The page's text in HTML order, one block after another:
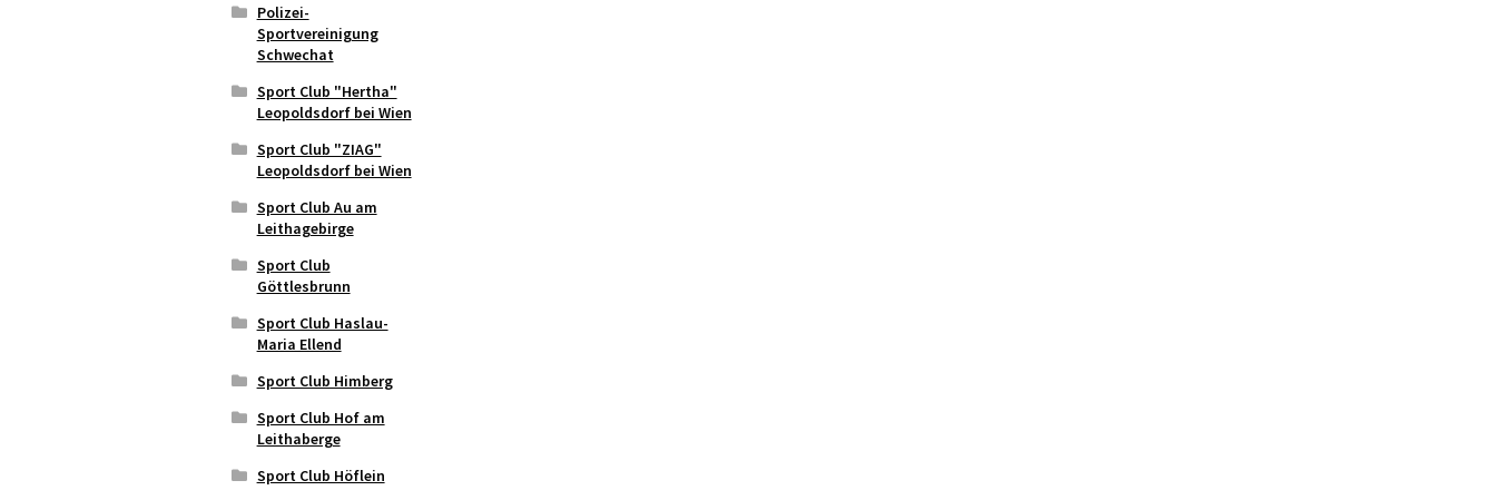
Polizei-
Sportvereinigung
Schwechat
Sport Club "Hertha"
Leopoldsdorf bei Wien
Sport Club "ZIAG"
Leopoldsdorf bei Wien
Sport Club Au am
Leithagebirge
Sport Club
Göttlesbrunn
Sport Club Haslau-
Maria Ellend
Sport Club Himberg
Sport Club Hof am
Leithaberge
Sport Club Höflein